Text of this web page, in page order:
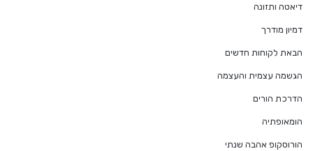
דיאטה ותזונה
דמיון מודרך
הבאת לקוחות חדשים
הגשמה עצמית והעצמה
הדרכת הורים
הומאופתיה
הורוסקופ אהבה שנתי